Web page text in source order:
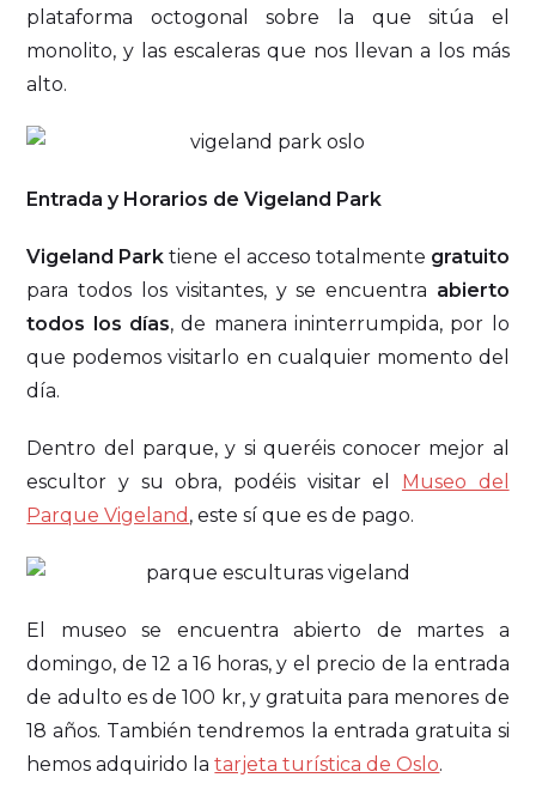
plataforma octogonal sobre la que sitúa el
monolito, y las escaleras que nos llevan a los más
alto.
Entrada y Horarios de Vigeland Park
Vigeland Park tiene el acceso totalmente gratuito
para todos los visitantes, y se encuentra abierto
todos los días, de manera ininterrumpida, por lo
que podemos visitarlo en cualquier momento del
día.
Dentro del parque, y si queréis conocer mejor al
escultor y su obra, podéis visitar el Museo del
Parque Vigeland , este sí que es de pago.
El museo se encuentra abierto de martes a
domingo, de 12 a 16 horas, y el precio de la entrada
de adulto es de 100 kr, y gratuita para menores de
18 años. También tendremos la entrada gratuita si
hemos adquirido latarjeta turística de Oslo.